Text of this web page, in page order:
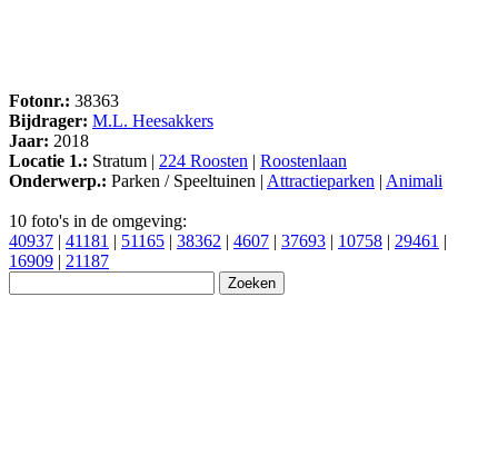
Fotonr.: 38363
Bijdrager: M.L. Heesakkers
Jaar: 2018
Locatie 1.: Stratum | 224 Roosten | Roostenlaan
Onderwerp.: Parken / Speeltuinen | Attractieparken | Animali
10 foto's in de omgeving:
40937 | 41181 | 51165 | 38362 | 4607 | 37693 | 10758 | 29461 |
16909 | 21187